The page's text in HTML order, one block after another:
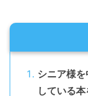
シニア様
している本